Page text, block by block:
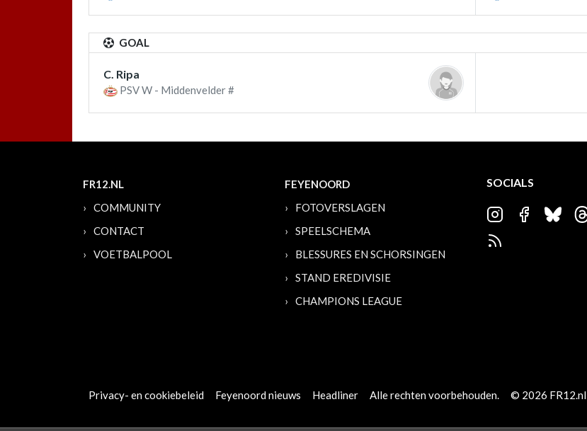
GOAL
C. Ripa
PSV W - Middenvelder #
FR12.NL
COMMUNITY
CONTACT
VOETBALPOOL
FEYENOORD
FOTOVERSLAGEN
SPEELSCHEMA
BLESSURES EN SCHORSINGEN
STAND EREDIVISIE
CHAMPIONS LEAGUE
SOCIALS
Privacy- en cookiebeleid Feyenoord nieuws Headliner Alle rechten voorbehouden. © 2026 FR12.nl